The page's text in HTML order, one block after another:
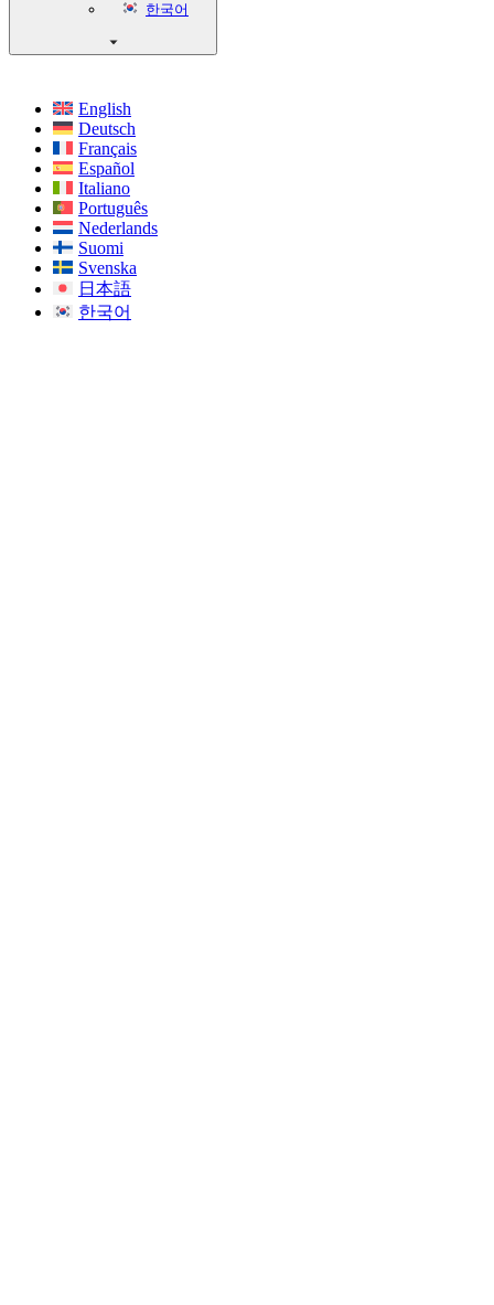
한국어
English
Deutsch
Français
Español
Italiano
Português
Nederlands
Suomi
Svenska
日本語
한국어